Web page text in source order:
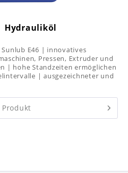
Hydrauliköl
E46 | innovatives
Pressen, Extruder und
| hohe Standzeiten ermöglichen
| ausgezeichneter und
Produkt